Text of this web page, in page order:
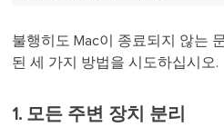
불행히도 Mac이 종료되지 않는
된 세 가지 방법을 시도하십시오.
1. 모든 주변 장치 분리